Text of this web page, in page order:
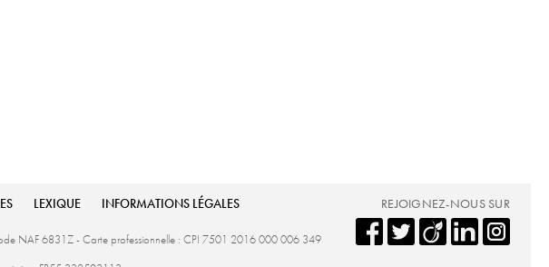
LEXIQUE INFORMATIONS LÉGALES
NAF 6831Z - Carte professionnelle : CPI 7501 2016 000 006 349
REJOIGNEZ-NOUS SUR